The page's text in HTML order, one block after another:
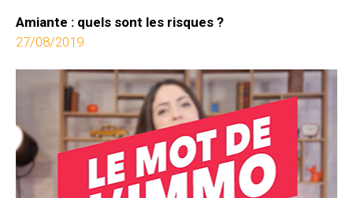
Amiante : quels sont les risques ?
27/08/2019